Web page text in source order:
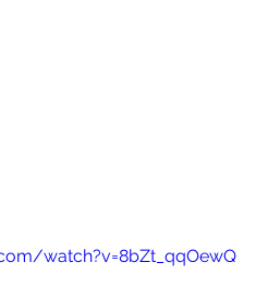
watch?v=8bZt_qqOewQ